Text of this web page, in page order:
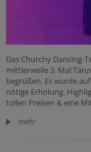
Das Churchy Dancing-
mittlerweile 3. Mal
begrüßen. Es wurde
nötige Erholung.
tollen Preisen & eine
mehr